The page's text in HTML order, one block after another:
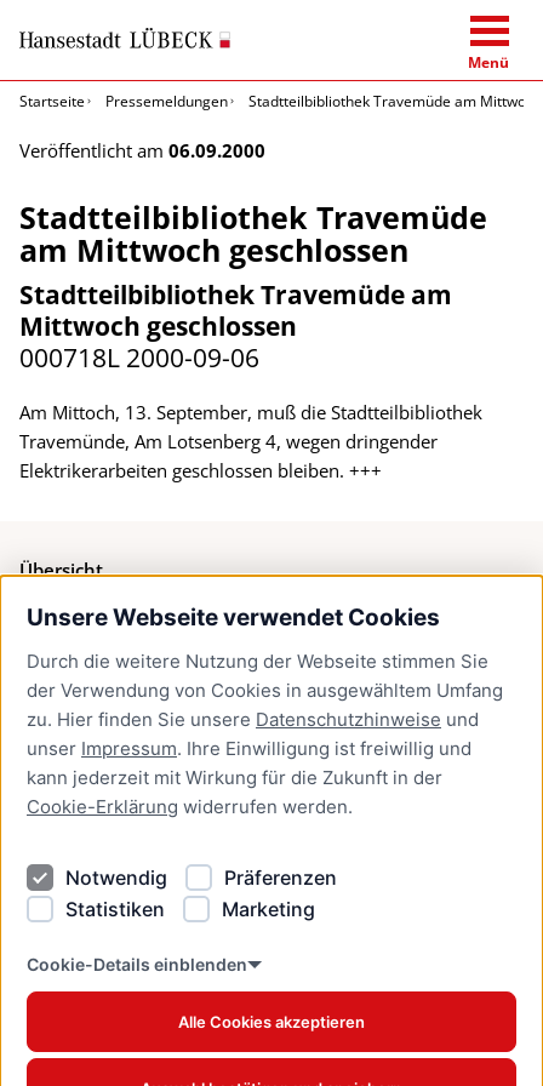
Unsere Webseite verwendet Cookies
Durch die weitere Nutzung der Webseite stimmen Sie
der Verwendung von Cookies in ausgewähltem Umfang
zu. Hier finden Sie unsere Datenschutzhinweise und
unser Impressum. Ihre Einwilligung ist freiwillig und
kann jederzeit mit Wirkung für die Zukunft in der
Cookie-Erklärung widerrufen werden.
Notwendig
Präferenzen
Statistiken
Marketing
Cookie-Details einblenden
Alle Cookies akzeptieren
Menü
Startseite
Pressemeldungen Stadtteilbibliothek Travemüde am
Veröffentlicht am 06.09.2000
Stadtteilbibliothek Travemüde
am Mittwoch geschlossen
Stadtteilbibliothek Travemüde am
Mittwoch geschlossen
000718L 2000-09-06
Am Mittoch, 13. September, muß die Stadtteilbibliothek
Travemünde, Am Lotsenberg 4, wegen dringender
Elektrikerarbeiten geschlossen bleiben. +++
Übersicht
Bürgerservice
Presse
Newsletter Lübeck:kompakt
Kontakt
Kontakt
Datenschutzhinweise
Barrierefreiheit
Cookie Erklärung
www.luebeck.de